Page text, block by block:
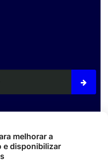
000 - Pedra Preta/MT
melhorar a
e disponibilizar